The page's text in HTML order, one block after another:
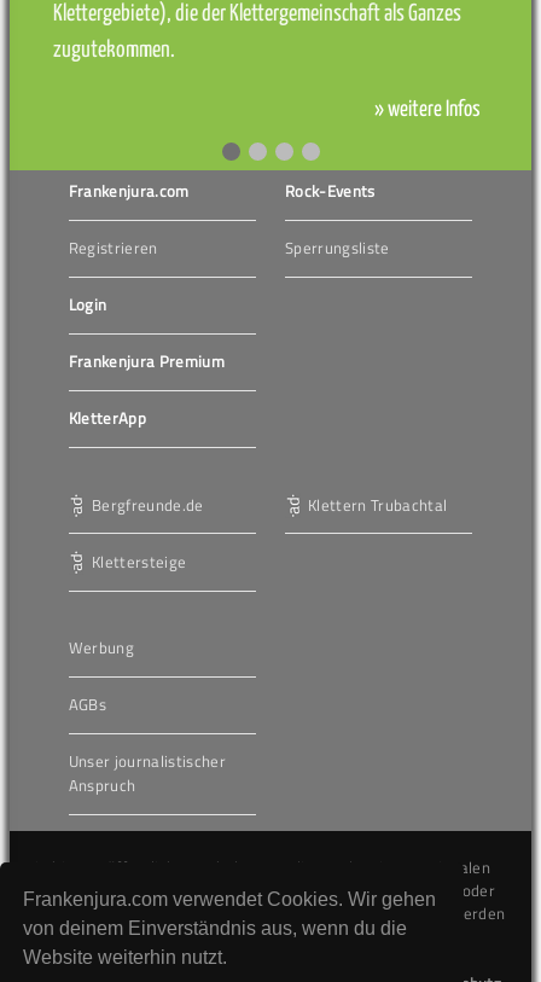
Frankenjura.com verwendet Cookies. Wir gehen
von deinem Einverständnis aus, wenn du die
Website weiterhin nutzt.
Klettergebiete), die der Klettergemeinschaft als Ganzes
zugutekommen.
» weitere Infos
Frankenjura.com
Registrieren
Login
Frankenjura Premium
KletterApp
Rock-Events
Sperrungsliste
Bergfreunde.de
Klettersteige
Klettern Trubachtal
Werbung
AGBs
Unser journalistischer
Anspruch
Die hier veröffentlichten Inhalte unterliegen dem internationalen
Urheberrecht (Copyright) und dürfen nicht kopiert, verändert oder
unverändert wiederveröffentlicht werden. Gegen Verstöße werden
wir auf juristischem Wege vorgehen.